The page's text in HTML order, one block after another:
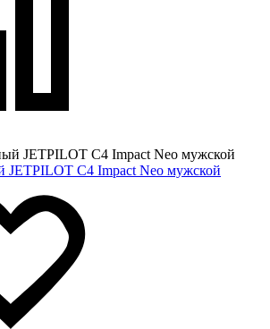
JETPILOT C4 Impact Neo мужской